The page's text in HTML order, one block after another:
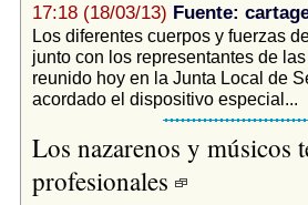
17:18 (18/03/13) Fuente:
Los diferentes cuerpos y fuerzas
junto con los representantes de
reunido hoy en la Junta Local de
acordado el dispositivo especial...
Los nazarenos y músicos
profesionales